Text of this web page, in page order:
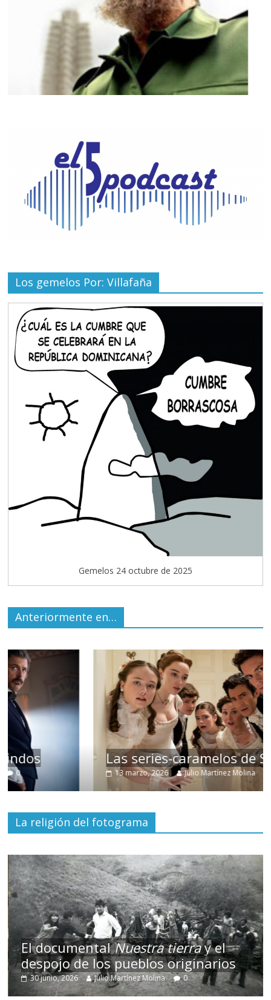
Los gemelos Por: Villafaña
Gemelos 24 octubre de 2025
Anteriormente en…
Las series-caramelos de Shondaland
13 marzo, 2026 Julio Martínez Molina 0
La religión del fotograma
El documentalNuestra tierray el
despojo de los pueblos originarios
30 junio, 2026 Julio Martínez Molina 0